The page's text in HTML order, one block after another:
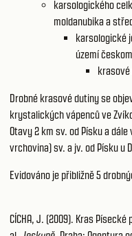
karsologického
moldanubika a
karsologické
území
krasové
Drobné krasové dutiny se
krystalických vápenců ve
Otavy 2 km sv. od Písku a
vrchovina) sv. a jv. od Písku u
Evidováno je přibližně 5
CÍCHA, J. (2009). Kras Písecké